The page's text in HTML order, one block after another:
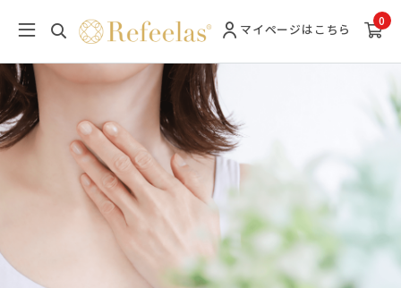
マイページはこちら
0